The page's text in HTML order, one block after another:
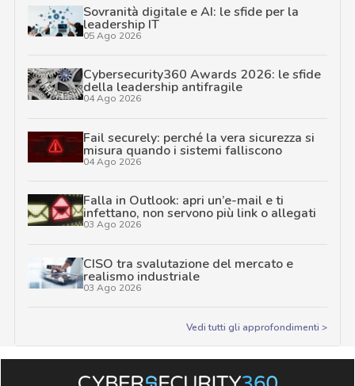
Sovranità digitale e AI: le sfide per la
leadership IT
05 Ago 2026
Cybersecurity360 Awards 2026: le sfide
della leadership antifragile
04 Ago 2026
Fail securely: perché la vera sicurezza si
misura quando i sistemi falliscono
04 Ago 2026
Falla in Outlook: apri un’e-mail e ti
infettano, non servono più link o allegati
03 Ago 2026
CISO tra svalutazione del mercato e
realismo industriale
03 Ago 2026
Vedi tutti gli approfondimenti >